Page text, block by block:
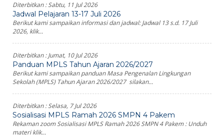
Diterbitkan :Sabtu, 11 Jul 2026
Jadwal Pelajaran 13-17 Juli 2026
Berikut kami sampaikan informasi dan jadwal: Jadwal 13 s.d. 17 Juli
2026, klik...
Diterbitkan :Jumat, 10 Jul 2026
Panduan MPLS Tahun Ajaran 2026/2027
Berikut kami sampaikan panduan Masa Pengenalan Lingkungan
Sekolah (MPLS) Tahun Ajaran 2026/2027 silakan...
Diterbitkan :Selasa, 7 Jul 2026
Sosialisasi MPLS Ramah 2026 SMPN 4 Pakem
Rekaman zoom Sosialisasi MPLS Ramah 2026 SMPN 4 Pakem : Unduh
materi klik...